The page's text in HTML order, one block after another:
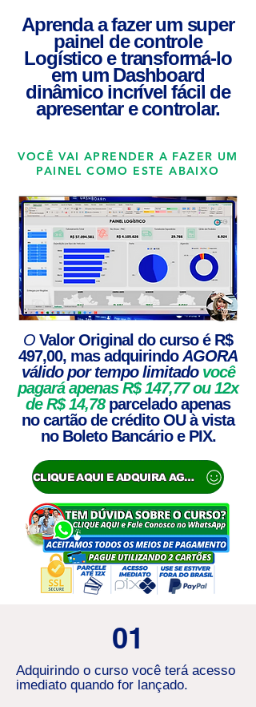
Aprenda a fazer um super
painel de controle
Logístico e transformá-lo
em um Dashboard
dinâmico incrível fácil de
apresentar e controlar.
VOCÊ VAI APRENDER A FAZER UM
PAINEL COMO ESTE ABAIXO
O Valor Original do curso é R$
497,00, mas adquirindoAGORA
válido por tempo limitado você
pagará apenas R$147,77ou 12x
de R$ 14,78 parcelado apenas
no cartão de crédito OU à vista
no Boleto Bancário e PIX.
CLIQUE AQUI E ADQUIRA AGORA
01
Adquirindo o curso você terá acesso
imediato quando for lançado.